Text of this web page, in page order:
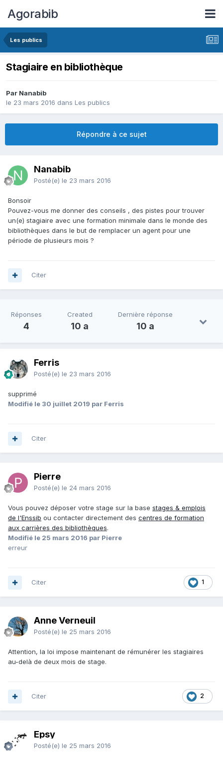
Agorabib
Les publics
Stagiaire en bibliothèque
Par Nanabib
le 23 mars 2016 dans Les publics
Répondre à ce sujet
Nanabib
Posté(e) le 23 mars 2016
Bonsoir
Pouvez-vous me donner des conseils , des pistes pour trouver
un(e) stagiaire avec une formation minimale dans le monde des
bibliothèques dans le but de remplacer un agent pour une
période de plusieurs mois ?
Citer
Réponses
4
Created
10 a
Dernière réponse
10 a
Ferris
Posté(e) le 23 mars 2016
supprimé
Modifié le 30 juillet 2019 par Ferris
Citer
Pierre
Posté(e) le 24 mars 2016
Vous pouvez déposer votre stage sur la base stages & emplois
de l'Enssib ou contacter directement des centres de formation
aux carrières des bibliothèques.
Modifié le 25 mars 2016 par Pierre
erreur
1
Citer
Anne Verneuil
Posté(e) le 25 mars 2016
Attention, la loi impose maintenant de rémunérer les stagiaires
au-delà de deux mois de stage.
2
Citer
Epsy
Posté(e) le 25 mars 2016